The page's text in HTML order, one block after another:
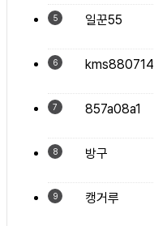
5
일꾼55
6
kms880714
7
857a08a1
8
방구
9
캥거루